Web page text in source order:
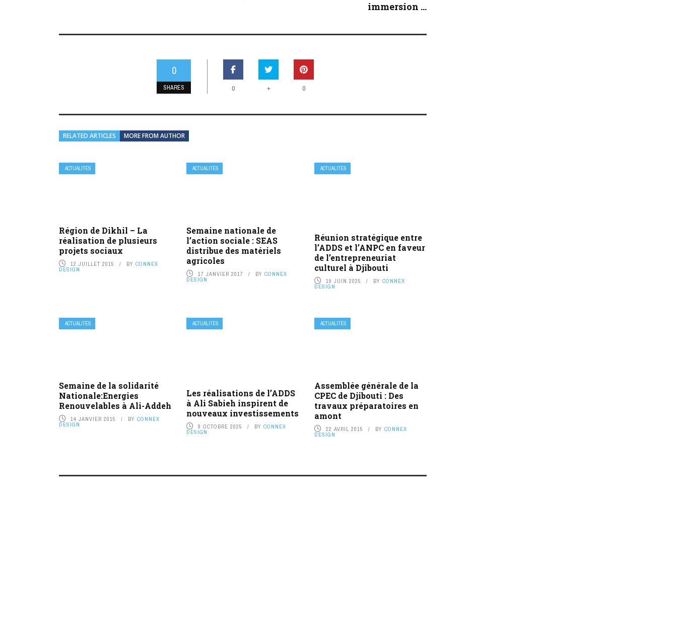
immersion ...
0
SHARES 0 + 0
RELATED ARTICLES MORE FROM AUTHOR
ACTUALITÉS
Région de Dikhil – La
réalisation de plusieurs
projets sociaux
12 JUILLET 2015 BY CONNEX
DESIGN
ACTUALITÉS
Semaine nationale de
l’action sociale : SEAS
distribue des matériels
agricoles
17 JANVIER 2017 BYCONNEX
DESIGN
ACTUALITÉS
Réunion stratégique entre
l’ADDS et l’ANPC en faveur
de l’entrepreneuriat
culturel à Djibouti
19 JUIN 2025 BY CONNEX
DESIGN
ACTUALITÉS
Semaine de la solidarité
Nationale:Energies
Renouvelables à Ali-Addeh
14 JANVIER 2015 BY CONNEX
DESIGN
ACTUALITÉS
Les réalisations de l’ADDS
à Ali Sabieh inspirent de
nouveaux investissements
9 OCTOBRE 2025 BYCONNEX
DESIGN
ACTUALITÉS
Assemblée générale de la
CPEC de Djibouti : Des
travaux préparatoires en
amont
22 AVRIL 2015 BY CONNEX
DESIGN